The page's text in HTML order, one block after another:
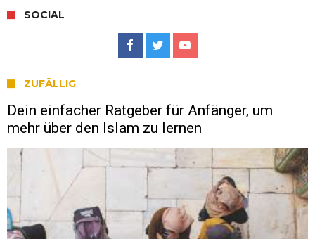
SOCIAL
ZUFÄLLIG
Dein einfacher Ratgeber für Anfänger, um
mehr über den Islam zu lernen